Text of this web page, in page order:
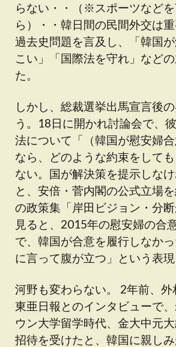
らない・・（※スポーツなど
ら）・・韓日間の民間外交は重
過去史問題を言及し、「韓国
こい」「国際法を守れ」など
た。
しかし、総裁選挙出馬宣言後
う。18日に開かれ討論会で、
法について「（韓国が慰安婦
なら、どのような約束をして
ない。国が解決策を提示しなけ
と、安倍・菅内閣の公式立場
の政策集「岸田ビジョン・分
見ると、2015年の慰安婦の合
で、韓国が合意を履行しなか
に言って腹が立つ」という表現
河野も変わらない。 2年前、外
東亜日報とのインタビューで
ウン大学留学時代、金大中元
招待を受けたと、韓国に親し